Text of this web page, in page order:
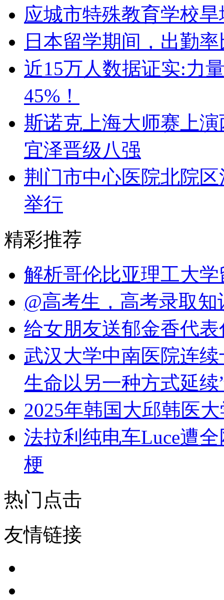
应城市特殊教育学校
日本留学期间，出勤
近15万人数据证实:力
45%！
斯诺克上海大师赛上
宜泽晋级八强
荆门市中心医院北院
举行
精彩推荐
解析哥伦比亚理工大
@高考生，高考录取
给女朋友送郁金香代
武汉大学中南医院连
生命以另一种方式延续
2025年韩国大邱韩医
法拉利纯电车Luce遭
梗
热门点击
友情链接